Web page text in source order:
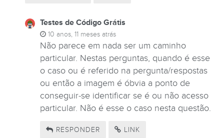
Testes de Código Grátis
10 anos, 11 meses atrás
Não parece em nada ser um caminho
particular. Nestas perguntas, quando é esse
o caso ou é referido na pergunta/respostas
ou então a imagem é óbvia a ponto de
conseguir-se identificar se é ou não acesso
particular. Não é esse o caso nesta questão.
RESPONDER LINK